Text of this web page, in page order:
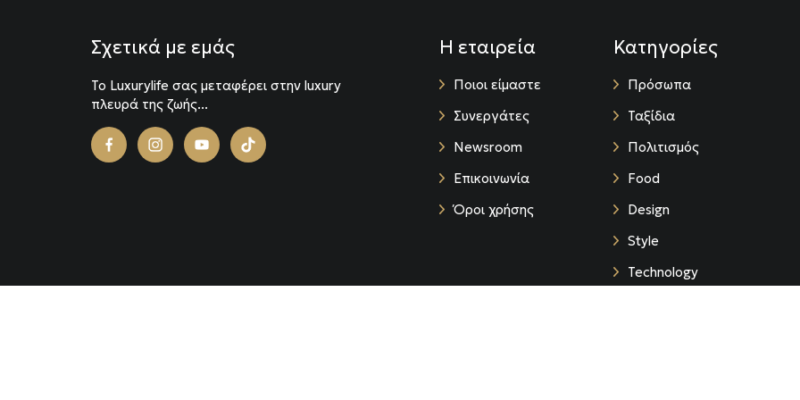
Σχετικά με εμάς
To Luxurylife σας μεταφέρει στην luxury
πλευρά της ζωής...
Η εταιρεία
Ποιοι είμαστε
Συνεργάτες
Newsroom
Επικοινωνία
Όροι χρήσης
Κατηγορίες
Πρόσωπα
Ταξίδια
Πολιτισμός
Food
Design
Style
Technology